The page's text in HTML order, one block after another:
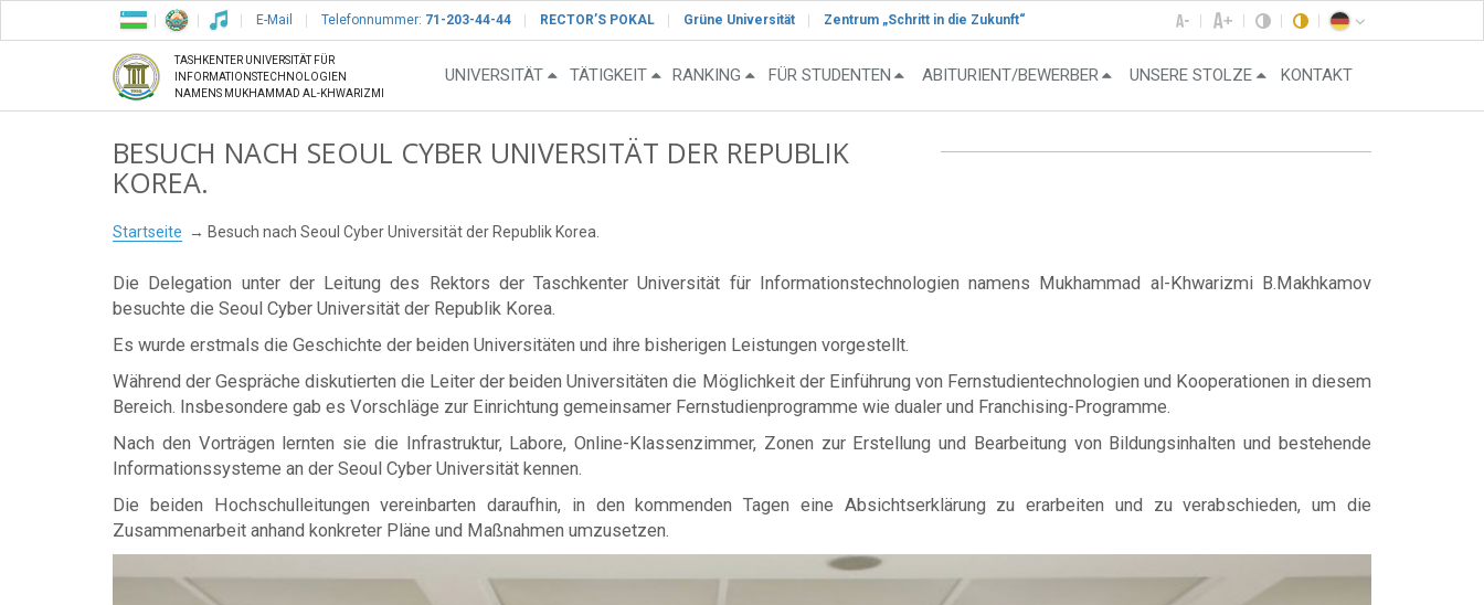
E-Mail Telefonnummer: 71-203-44-44 RECTOR’S POKAL Grüne Universität Zentrum „Schritt in die Zukunft“
TASHKENTER UNIVERSITÄT FÜR
INFORMATIONSTECHNOLOGIEN
NAMENS MUKHAMMAD AL-KHWARIZMI
UNIVERSITÄT TÄTIGKEIT RANKING FÜR STUDENTEN ABITURIENT/BEWERBER UNSERE STOLZE KONTAKT
BESUCH NACH SEOUL CYBER UNIVERSITÄT DER REPUBLIK
KOREA.
Startseite Besuch nach Seoul Cyber Universität der Republik Korea.
Die Delegation unter der Leitung des Rektors der Taschkenter Universität für Informationstechnologien namens Mukhammad al-Khwarizmi B.Makhkamov
besuchte die Seoul Cyber Universität der Republik Korea.
Es wurde erstmals die Geschichte der beiden Universitäten und ihre bisherigen Leistungen vorgestellt.
Während der Gespräche diskutierten die Leiter der beiden Universitäten die Möglichkeit der Einführung von Fernstudientechnologien und Kooperationen in diesem
Bereich. Insbesondere gab es Vorschläge zur Einrichtung gemeinsamer Fernstudienprogramme wie dualer und Franchising-Programme.
Nach den Vorträgen lernten sie die Infrastruktur, Labore, Online-Klassenzimmer, Zonen zur Erstellung und Bearbeitung von Bildungsinhalten und bestehende
Informationssysteme an der Seoul Cyber Universität kennen.
Die beiden Hochschulleitungen vereinbarten daraufhin, in den kommenden Tagen eine Absichtserklärung zu erarbeiten und zu verabschieden, um die
Zusammenarbeit anhand konkreter Pläne und Maßnahmen umzusetzen.